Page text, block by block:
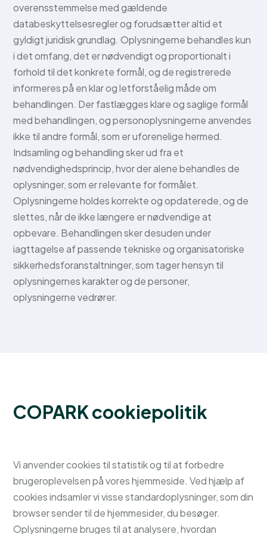
overensstemmelse med gældende
databeskyttelsesregler og forudsætter altid et
gyldigt juridisk grundlag. Oplysningerne behandles kun
i det omfang, det er nødvendigt og proportionalt i
forhold til det konkrete formål, og de registrerede
informeres på en klar og letforståelig måde om
behandlingen. Der fastlægges klare og saglige formål
med behandlingen, og personoplysningerne anvendes
ikke til andre formål, som er uforenelige hermed.
Indsamling og behandling sker ud fra et
nødvendighedsprincip, hvor der alene behandles de
oplysninger, som er relevante for formålet.
Oplysningerne holdes korrekte og opdaterede, og de
slettes, når de ikke længere er nødvendige at
opbevare. Behandlingen sker desuden under
iagttagelse af passende tekniske og organisatoriske
sikkerhedsforanstaltninger, som tager hensyn til
oplysningernes karakter og de personer,
oplysningerne vedrører.
COPARK cookiepolitik
Vi anvender cookies til statistik og til at forbedre
brugeroplevelsen på vores hjemmeside. Ved hjælp af
cookies indsamler vi visse standardoplysninger, som din
browser sender til de hjemmesider, du besøger.
Oplysningerne bruges til at analysere, hvordan